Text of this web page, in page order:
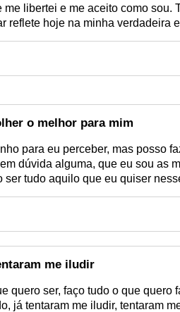
me libertei e me aceito como sou.
reflete hoje na minha verdadeira
o melhor para mim
para eu perceber, mas posso
dúvida alguma, que eu sou as
ser tudo aquilo que eu quiser
me iludir
quero ser, faço tudo o que quero
já tentaram me iludir, tentaram